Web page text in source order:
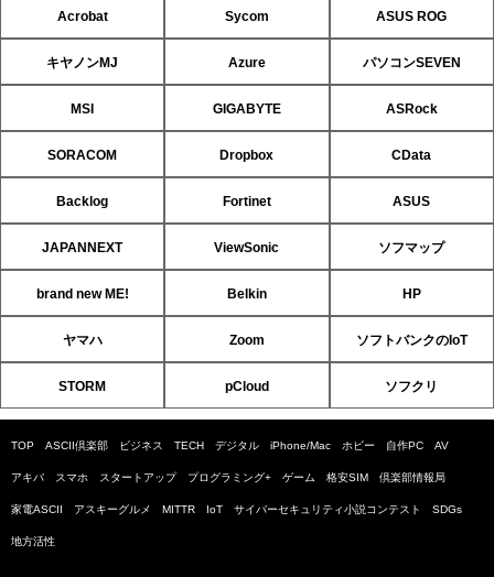
Acrobat Sycom ASUS ROG
キヤノンMJ Azure パソコンSEVEN
MSI GIGABYTE ASRock
SORACOM Dropbox CData
Backlog Fortinet ASUS
JAPANNEXT ViewSonic ソフマップ
brand new ME! Belkin HP
ヤマハ Zoom ソフトバンクのIoT
STORM pCloud ソフクリ
TOP ASCII倶楽部 ビジネス TECH デジタル iPhone/Mac ホビー 自作PC AV
アキバ スマホ スタートアップ プログラミング+ ゲーム 格安SIM 倶楽部情報局
家電ASCII アスキーグルメ MITTR IoT サイバーセキュリティ小説コンテスト SDGs
地方活性